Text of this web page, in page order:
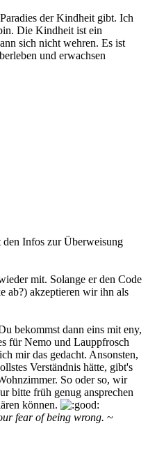
der Kindheit gibt. Ich
Die Kindheit ist ein
sich nicht wehren. Es ist
und erwachsen
den Infos zur Überweisung
mit. Solange er den Code
ab?) akzeptieren wir ihn als
bekommst dann eins mit eny,
für Nemo und Lauppfrosch
mir das gedacht. Ansonsten,
Verständnis hätte, gibt's
So oder so, wir
bitte früh genug ansprechen
können.
fear of being wrong. ~